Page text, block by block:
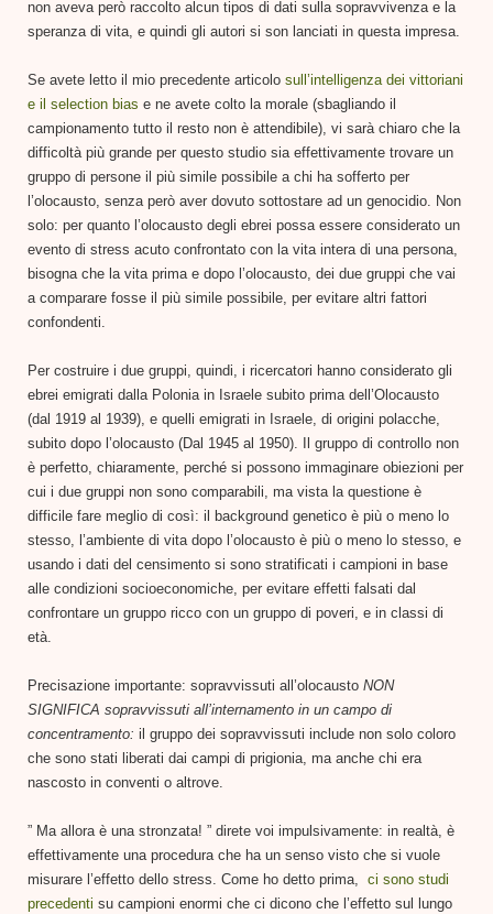
non aveva però raccolto alcun tipos di dati sulla sopravvivenza e la
speranza di vita, e quindi gli autori si son lanciati in questa impresa.
Se avete letto il mio precedente articolo sull’intelligenza dei vittoriani
e il selection bias e ne avete colto la morale (sbagliando il
campionamento tutto il resto non è attendibile), vi sarà chiaro che la
difficoltà più grande per questo studio sia effettivamente trovare un
gruppo di persone il più simile possibile a chi ha sofferto per
l’olocausto, senza però aver dovuto sottostare ad un genocidio. Non
solo: per quanto l’olocausto degli ebrei possa essere considerato un
evento di stress acuto confrontato con la vita intera di una persona,
bisogna che la vita prima e dopo l’olocausto, dei due gruppi che vai
a comparare fosse il più simile possibile, per evitare altri fattori
confondenti.
Per costruire i due gruppi, quindi, i ricercatori hanno considerato gli
ebrei emigrati dalla Polonia in Israele subito prima dell’Olocausto
(dal 1919 al 1939), e quelli emigrati in Israele, di origini polacche,
subito dopo l’olocausto (Dal 1945 al 1950). Il gruppo di controllo non
è perfetto, chiaramente, perché si possono immaginare obiezioni per
cui i due gruppi non sono comparabili, ma vista la questione è
difficile fare meglio di così: il background genetico è più o meno lo
stesso, l’ambiente di vita dopo l’olocausto è più o meno lo stesso, e
usando i dati del censimento si sono stratificati i campioni in base
alle condizioni socioeconomiche, per evitare effetti falsati dal
confrontare un gruppo ricco con un gruppo di poveri, e in classi di
età.
Precisazione importante: sopravvissuti all’olocausto NON
SIGNIFICA sopravvissuti all’internamento in un campo di
concentramento: il gruppo dei sopravvissuti include non solo coloro
che sono stati liberati dai campi di prigionia, ma anche chi era
nascosto in conventi o altrove.
” Ma allora è una stronzata! ” direte voi impulsivamente: in realtà, è
effettivamente una procedura che ha un senso visto che si vuole
misurare l’effetto dello stress. Come ho detto prima, ci sono studi
precedenti su campioni enormi che ci dicono che l’effetto sul lungo